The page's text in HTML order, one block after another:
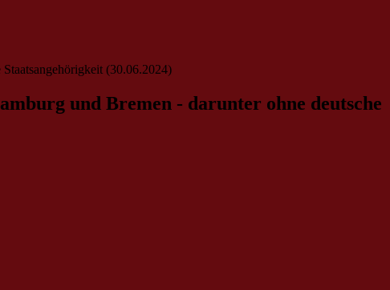
(30.06.2024)
und Bremen - darunter ohne deutsche